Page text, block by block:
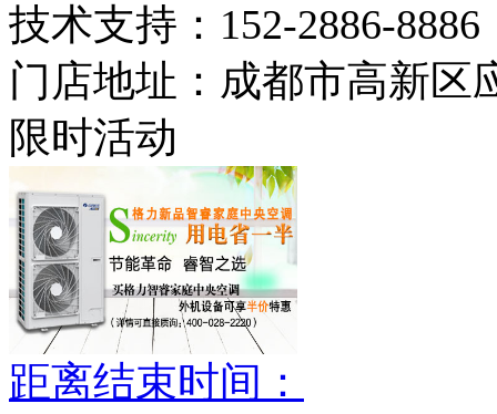
技术支持： 152-2886-8886
门店地址： 成都市高新区
限时活动
距离结束时间：